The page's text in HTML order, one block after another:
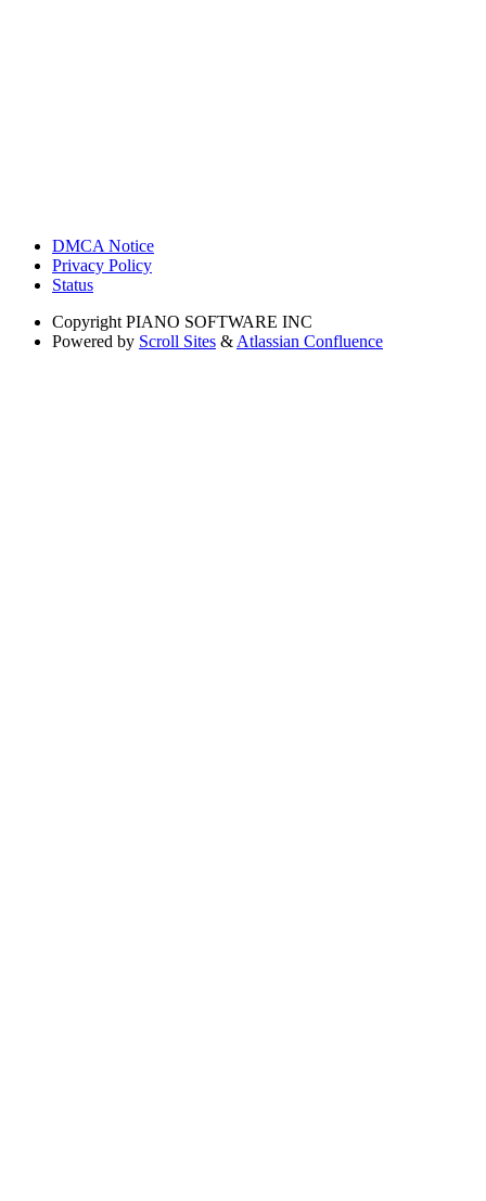
DMCA Notice
Privacy Policy
Status
Copyright PIANO SOFTWARE INC
Powered by Scroll Sites & Atlassian Confluence